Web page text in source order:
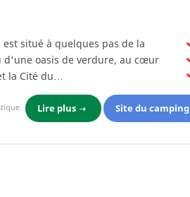
est situé à quelques pas de la
d'une oasis de verdure, au cœur
la Cité du…
Lire plus Site du camping